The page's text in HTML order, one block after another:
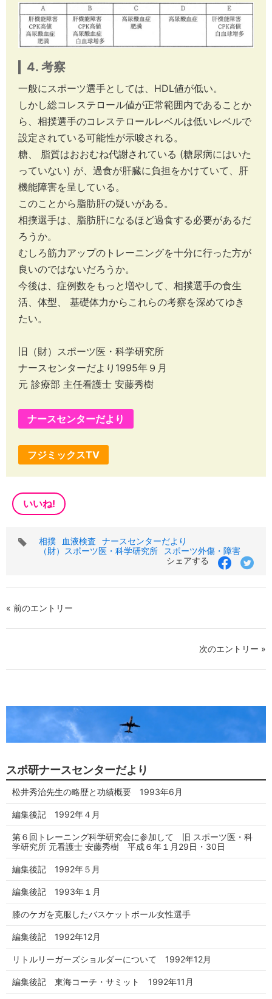
4. 考察
一般にスポーツ選手としては、HDL値が低い。
しかし総コレステロール値が正常範囲内であることか
ら、相撲選手のコレステロールレベルは低いレベルで
設定されている可能性が示唆される。
糖、 脂質はおおむね代謝されている (糖尿病にはいた
っていない) が、過食が肝臓に負担をかけていて、肝
機能障害を呈している。
このことから脂肪肝の疑いがある。
相撲選手は、脂肪肝になるほど過食する必要があるだ
ろうか。
むしろ筋力アップのトレーニングを十分に行った方が
良いのではないだろうか。
今後は、症例数をもっと増やして、相撲選手の食生
活、体型、 基礎体力からこれらの考察を深めてゆき
たい。
旧（財）スポーツ医・科学研究所
ナースセンターだより1995年９月
元 診療部 主任看護士 安藤秀樹
ナースセンターだより
フジミックスTV
いいね!
タ
相撲 血液検査
ナースセンターだより
（財）スポーツ医・科学研究所
スポーツ外傷・障害
シェアする
« 前のエントリー
次のエントリー »
スポ研ナースセンターだより
松井秀治先生の略歴と功績概要 1993年6月
編集後記 1992年４月
第６回トレーニング科学研究会に参加して 旧 スポーツ医・科
学研究所 元看護士 安藤秀樹 平成６年１月29日・30日
編集後記 1992年５月
編集後記 1993年１月
膝のケガを克服したバスケットボール女性選手
編集後記 1992年12月
リトルリーガーズショルダーについて 1992年12月
編集後記 東海コーチ・サミット 1992年11月